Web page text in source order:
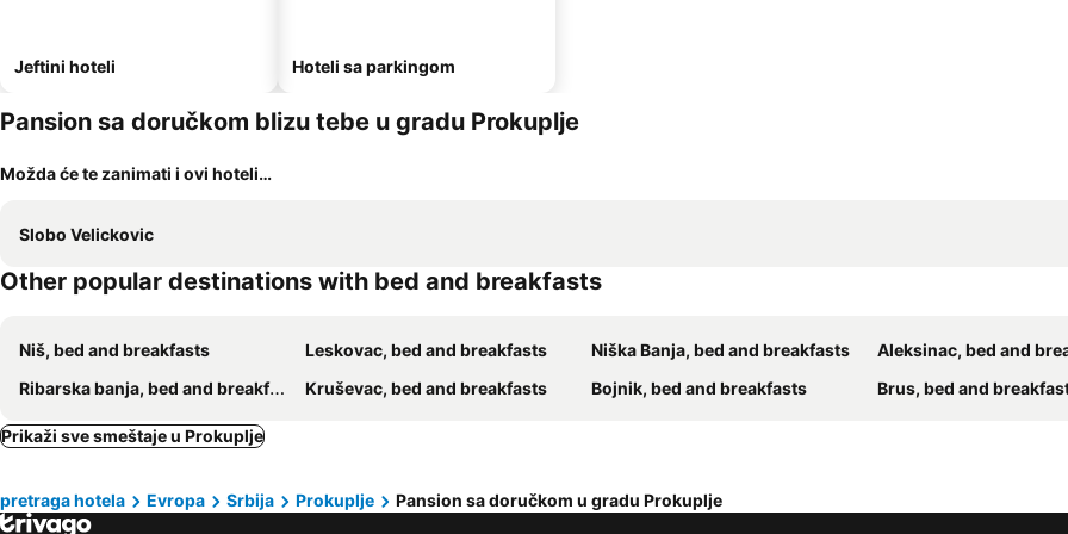
Jeftini hoteli Hoteli sa parkingom
Pansion sa doručkom blizu tebe u gradu Prokuplje
Možda će te zanimati i ovi hoteli…
Slobo Velickovic
Other popular destinations with bed and breakfasts
Niš, bed and breakfasts Leskovac, bed and breakfasts Niška Banja, bed and breakfasts
Aleksinac, bed and
Ribarska banja, bed and breakfasts
Kruševac, bed and breakfasts Bojnik, bed and breakfasts Brus, bed and
Prikaži sve smeštaje u Prokuplje
pretraga hotela Evropa Srbija Prokuplje Pansion sa doručkom u gradu Prokuplje